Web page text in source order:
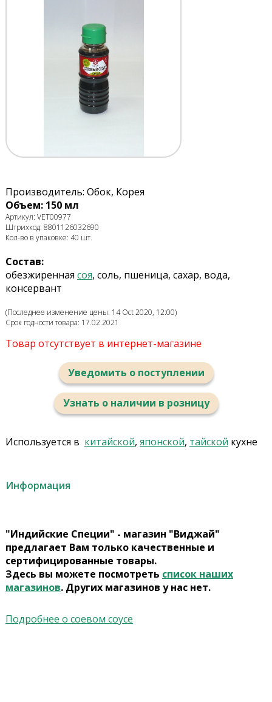
Производитель: Обок, Корея
Объем: 150 мл
Артикул: VET00977
Штрихкод: 8801126032690
Кол-во в упаковке: 40 шт.
Состав:
обезжиренная соя, соль, пшеница, сахар, вода,
консервант
(Последнее изменение цены: 14 Oct 2020, 12:00)
Срок годности товара: 17.02.2021
Товар отсутствует в интернет-магазине
Уведомить о поступлении
Узнать о наличии в розницу
Используется в китайской, японской, тайской кухне
Информация
"Индийские Специи" - магазин "Виджай"
предлагает Вам только качественные и
сертифицированные товары.
Здесь вы можете посмотреть список наших
магазинов. Других магазинов у нас нет.
Подробнее о соевом соусе